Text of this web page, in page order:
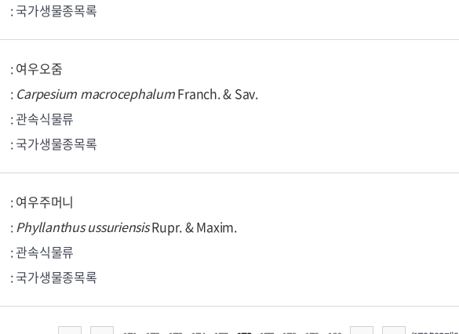
: 국가생물종목록
:여우오줌
: Carpesium macrocephalumFranch. & Sav.
: 관속식물류
: 국가생물종목록
:여우주머니
:Phyllanthus ussuriensisRupr. & Maxim.
: 관속식물류
: 국가생물종목록